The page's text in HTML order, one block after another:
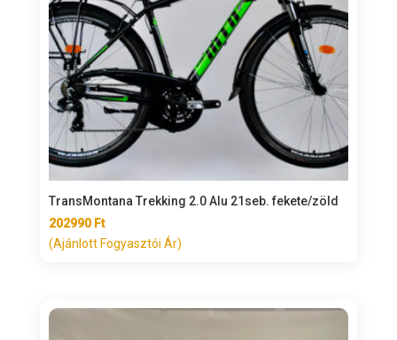
TransMontana Trekking 2.0 Alu 21seb. fekete/zöld
202990 Ft
(Ajánlott Fogyasztói Ár)